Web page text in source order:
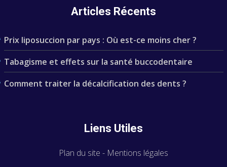
Articles Récents
Prix liposuccion par pays : Où est-ce moins cher ?
Tabagisme et effets sur la santé buccodentaire
Comment traiter la décalcification des dents ?
Liens Utiles
Plan du site - Mentions légales